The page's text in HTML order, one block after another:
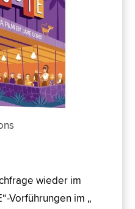
wieder im
Vorführungen im „